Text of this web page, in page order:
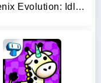
Phoenix Evolution: Idle Merge